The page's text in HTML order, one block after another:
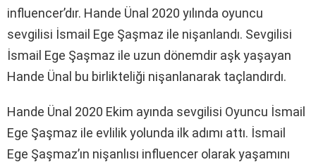
influencer’dır. Hande Ünal 2020 yılında oyuncu
sevgilisi İsmail Ege Şaşmaz ile nişanlandı. Sevgilisi
İsmail Ege Şaşmaz ile uzun dönemdir aşk yaşayan
Hande Ünal bu birlikteliği nişanlanarak taçlandırdı.
Hande Ünal 2020 Ekim ayında sevgilisi Oyuncu İsmail
Ege Şaşmaz ile evlilik yolunda ilk adımı attı. İsmail
Ege Şaşmaz’ın nişanlısı influencer olarak yaşamını